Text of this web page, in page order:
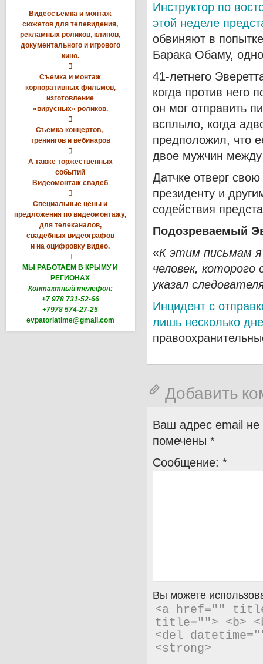
Видеосъемка и монтаж
сюжетов для телевидения,
рекламных роликов, клипов,
документального и игрового
кино.

Съемка и монтаж
корпоративных фильмов,
изготовление
«вирусных» роликов.

Съемка концертов,
тренингов и вебинаров

А также торжественных
событий
Видеомонтаж свадеб

Специальные цены и
предложения по видеомонтажу,
для телеканалов,
свадебных видеографов
и на оцифровку видео.

МЫ РАБОТАЕМ В КРЫМУ И
РЕГИОНАХ
Контактный телефон:
+7 978 731-52-66
+7978 574-27-25
evpatoriatime@gmail.com
Инструктор по
этой неделе
обвиняют в
Барака Обаму,
41-летнего
когда против него
он мог отправить
всплыло, когда
предположил, что
двое мужчин
Датчке отверг
президенту и
содействия
Подозреваемый
«К этим письмам
человек, которого
указал
Инцидент с
лишь несколько
Добавить
Ваш адрес email не
помечены *
Сообщение: *
Вы можете
<a href=""
title=""> <b>
<del
<strong>